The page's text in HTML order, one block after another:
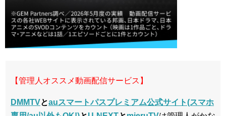
【管理人オススメ動画配信サービス】
DMMTVとauスマートパスプレミアム公式サイト(スマホ